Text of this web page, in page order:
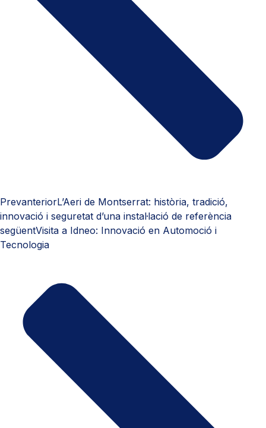
PrevanteriorL’Aeri de Montserrat: història, tradició,
innovació i seguretat d’una instal·lació de referència
següentVisita a Idneo: Innovació en Automoció i
Tecnologia